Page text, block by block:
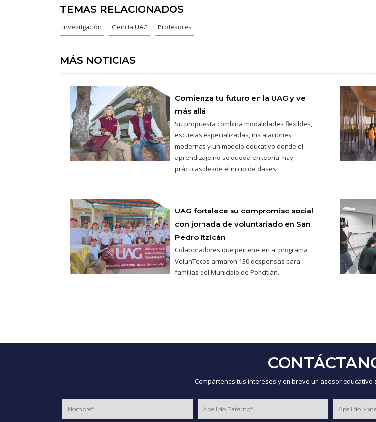
TEMAS RELACIONADOS
Investigación Ciencia UAG Profesores
MÁS NOTICIAS
Comienza tu futuro en la UAG y ve
más allá
Su propuesta combina modalidades flexibles,
escuelas especializadas, instalaciones
modernas y un modelo educativo donde el
aprendizaje no se queda en teoría: hay
prácticas desde el inicio de clases.
UAG fortalece su compromiso social
con jornada de voluntariado en San
Pedro Itzicán
Colaboradores que pertenecen al programa
VolunTecos armaron 130 despensas para
familias del Municipio de Poncitlán.
Compártenos tus intereses y en breve un asesor educativo